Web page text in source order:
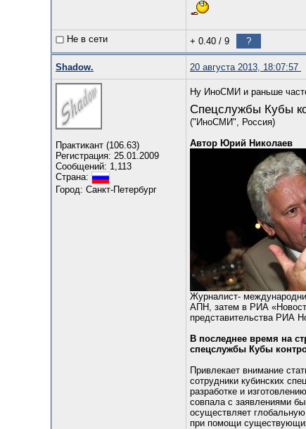
Не в сети + 0.40 / 9 ?
Shadow. 20 августа 2013, 18:07:57
Практикант (106.63)
Регистрация: 25.01.2009
Сообщений: 1,113
Страна:
Город: Санкт-Петербург
Ну ИноСМИ и раньше
Спецслужбы Кубы
("ИноСМИ", Россия)
Автор Юрий Николаев
Журналист-
АПН, затем в РИА
представительства РИА
В последнее время на
спецслужбы Кубы
Привлекает внимание
сотрудники кубинских
разработке и
совпала с заявлениями
осуществляет
при помощи